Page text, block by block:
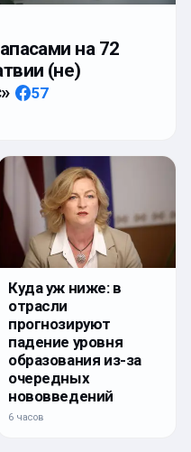
на 72
(не)
57
Куда уж ниже: в
отрасли
прогнозируют
падение уровня
образования из-за
очередных
нововведений
6 часов